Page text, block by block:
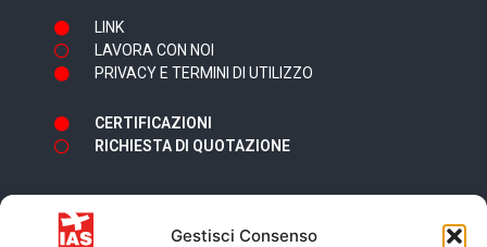
Gestisci Consenso
LINK
LAVORA CON NOI
PRIVACY E TERMINI DI UTILIZZO
CERTIFICAZIONI
RICHIESTA DI QUOTAZIONE